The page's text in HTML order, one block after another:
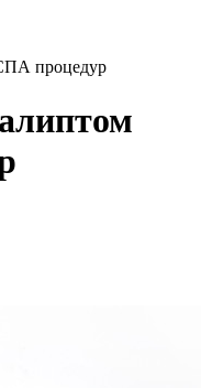
процедур